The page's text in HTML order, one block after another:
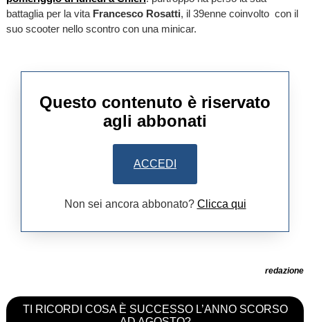
battaglia per la vita Francesco Rosatti, il 39enne coinvolto con il
suo scooter nello scontro con una minicar.
Questo contenuto è riservato
agli abbonati
ACCEDI
Non sei ancora abbonato? Clicca qui
redazione
TI RICORDI COSA È SUCCESSO L’ANNO SCORSO